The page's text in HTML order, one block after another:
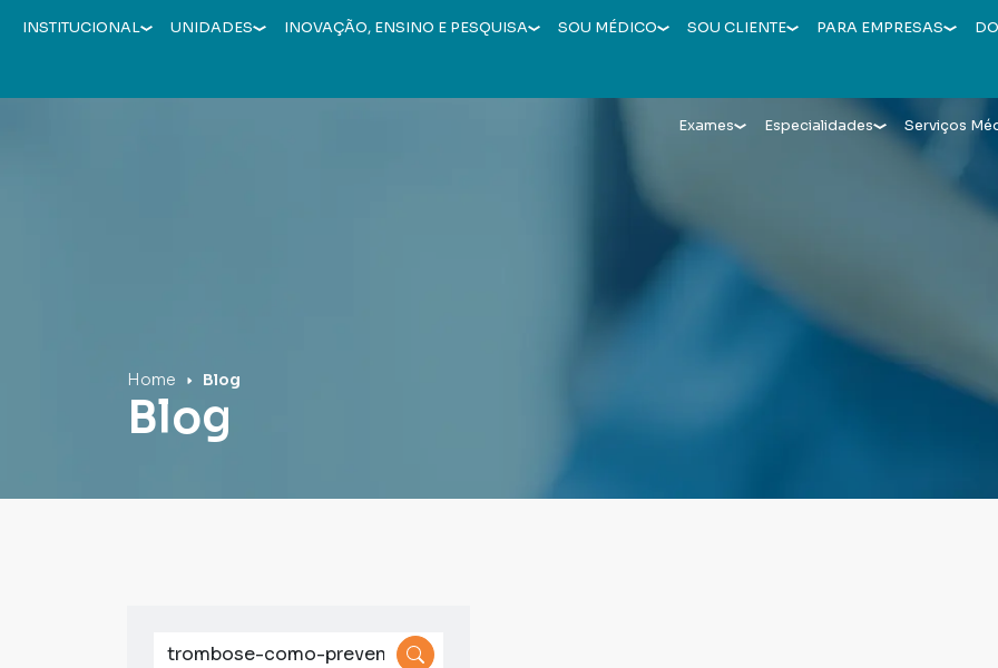
INSTITUCIONAL UNIDADES INOVAÇÃO, ENSINO E PESQUISA SOU MÉDICO SOU CLIENTE PARA EMPRESAS
Exames Especialidades Serviços
Home Blog
Blog